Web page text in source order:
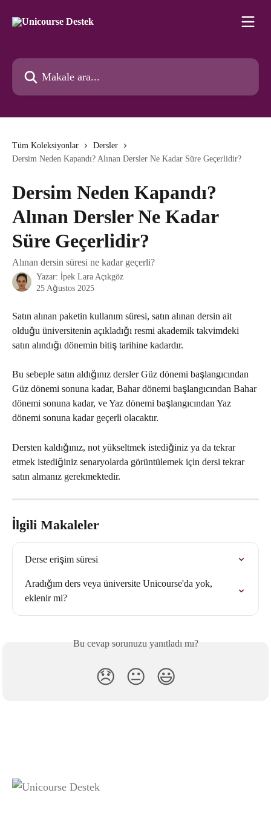
Makale ara...
Tüm Koleksiyonlar
Dersler
Dersim Neden Kapandı? Alınan Dersler Ne Kadar Süre Geçerlidir?
Dersim Neden Kapandı?
Alınan Dersler Ne Kadar
Süre Geçerlidir?
Alınan dersin süresi ne kadar geçerli?
Yazar: İpek Lara Açıkgöz
25 Ağustos 2025
Satın alınan paketin kullanım süresi, satın alınan dersin ait
olduğu üniversitenin açıkladığı resmi akademik takvimdeki
satın alındığı dönemin bitiş tarihine kadardır.
Bu sebeple satın aldığınız dersler Güz dönemi başlangıcından
Güz dönemi sonuna kadar, Bahar dönemi başlangıcından Bahar
dönemi sonuna kadar, ve Yaz dönemi başlangıcından Yaz
dönemi sonuna kadar geçerli olacaktır.
Dersten kaldığınız, not yükseltmek istediğiniz ya da tekrar
etmek istediğiniz senaryolarda görüntülemek için dersi tekrar
satın almanız gerekmektedir.
İlgili Makaleler
Derse erişim süresi
Aradığım ders veya üniversite Unicourse'da yok,
eklenir mi?
Bu cevap sorunuzu yanıtladı mı?
😞 😐 😃